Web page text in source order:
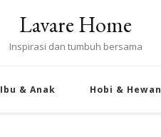
Lavare Home
Inspirasi dan tumbuh bersama
Ibu & Anak Hobi & Hewan